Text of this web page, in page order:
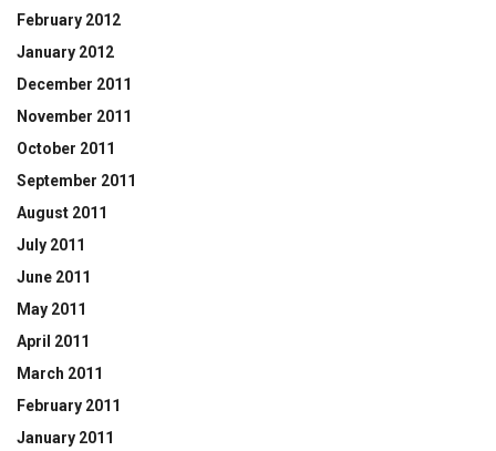
February 2012
January 2012
December 2011
November 2011
October 2011
September 2011
August 2011
July 2011
June 2011
May 2011
April 2011
March 2011
February 2011
January 2011